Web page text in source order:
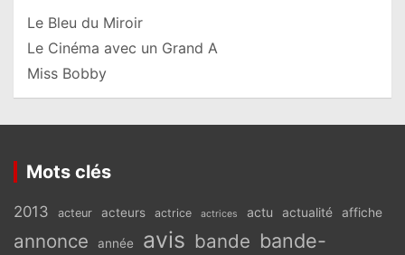
Le Bleu du Miroir
Le Cinéma avec un Grand A
Miss Bobby
Mots clés
2013 acteur acteurs actrice actrices actu actualité affiche
annonce année avis bande bande-